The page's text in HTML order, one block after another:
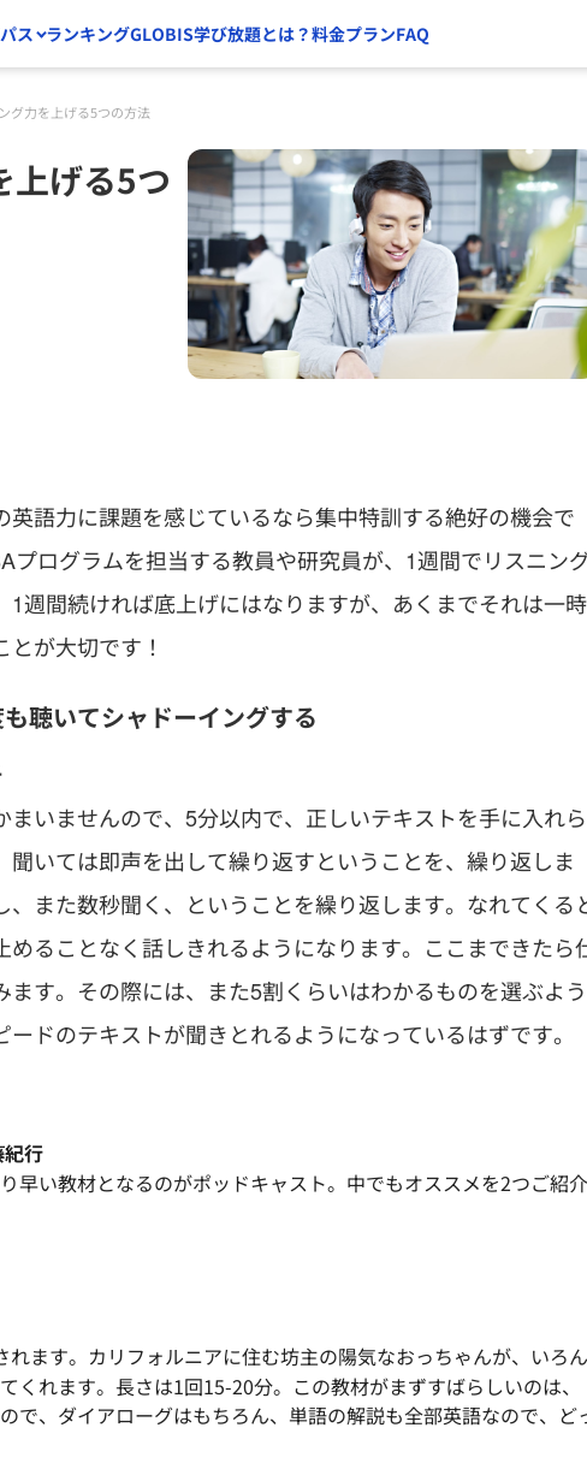
ス ランキングGLOBIS学び放題とは？料金プランFAQ
グ力を上げる5つの方法
上げる5つ
語力に課題を感じているなら集中特訓する絶好の機会で
ログラムを担当する教員や研究員が、1週間でリスニン
1週間続ければ底上げにはなりますが、あくまでそれは一時
が大切です！
聴いてシャドーイングする
いませんので、5分以内で、正しいテキストを手に入れら
いては即声を出して繰り返すということを、繰り返しま
また数秒聞く、ということを繰り返します。なれてくる
ることなく話しきれるようになります。ここまできたら
す。その際には、また5割くらいはわかるものを選ぶよう
ドのテキストが聞きとれるようになっているはずです。
行
早い教材となるのがポッドキャスト。中でもオススメを2つご紹介
ます。カリフォルニアに住む坊主の陽気なおっちゃんが、 いろん
く れます。長さは1回15-20分。 この教材がまずすばらしいのは、
で、ダイアローグはもちろん、 単語の解説も全部英語なので、ど